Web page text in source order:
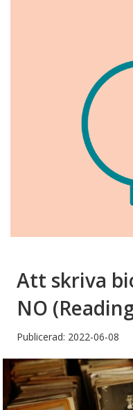
Att skriva
NO
Publicerad: 2022-06-08